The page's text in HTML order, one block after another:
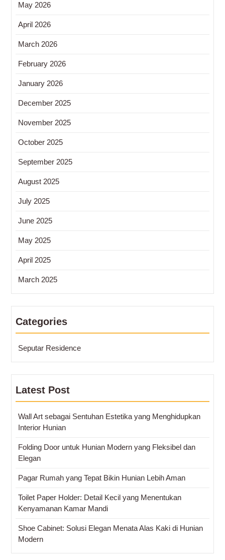
May 2026
April 2026
March 2026
February 2026
January 2026
December 2025
November 2025
October 2025
September 2025
August 2025
July 2025
June 2025
May 2025
April 2025
March 2025
Categories
Seputar Residence
Latest Post
Wall Art sebagai Sentuhan Estetika yang Menghidupkan
Interior Hunian
Folding Door untuk Hunian Modern yang Fleksibel dan
Elegan
Pagar Rumah yang Tepat Bikin Hunian Lebih Aman
Toilet Paper Holder: Detail Kecil yang Menentukan
Kenyamanan Kamar Mandi
Shoe Cabinet: Solusi Elegan Menata Alas Kaki di Hunian
Modern